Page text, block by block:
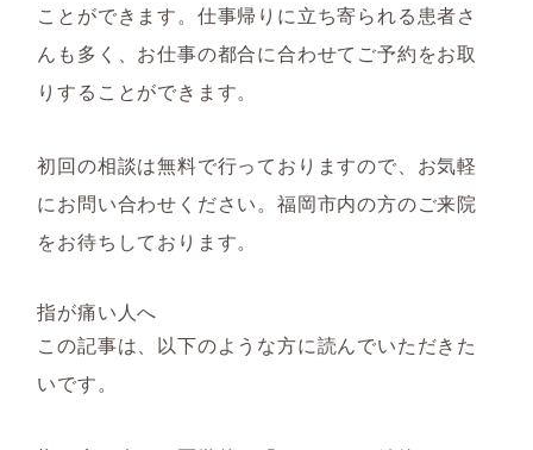
ことができます。仕事帰りに立ち寄られる患者さ
んも多く、お仕事の都合に合わせてご予約をお取
りすることができます。
初回の相談は無料で行っておりますので、お気軽
にお問い合わせください。福岡市内の方のご来院
をお待ちしております。
指が痛い人へ
この記事は、以下のような方に読んでいただきた
いです。